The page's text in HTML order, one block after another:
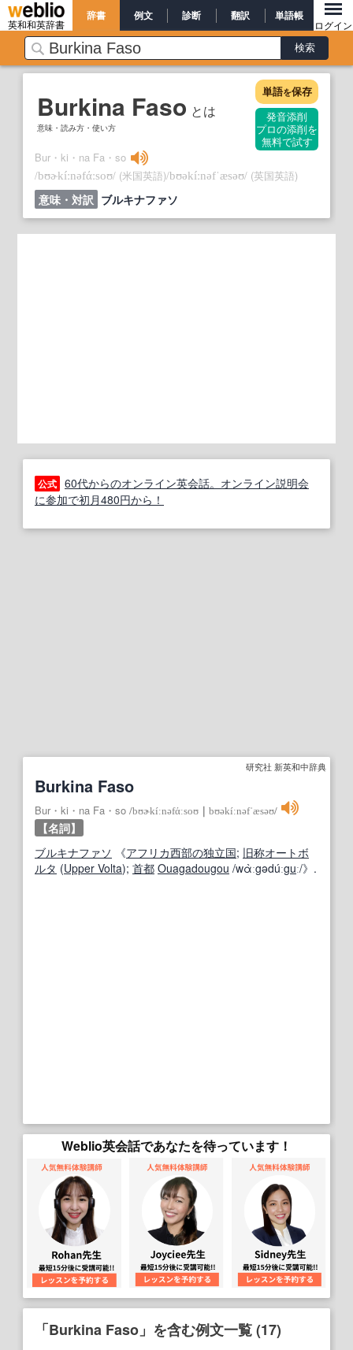
英和和英辞書
辞書 例文 診断 翻訳 単語帳
ログイン
Burkina Faso とは
意味・読み方・使い方
単語を保存
発音添削
プロの添削を
無料で試す
Bur・ki・na Fa・so
/bʊɚkíːnəfάːsoʊ/ (米国英語)/bʊəkíːnəfˈæsəʊ/ (英国英語)
意味・対訳 ブルキナファソ
公式 60代からのオンライン英会話。オンライン説明会
に参加で初月480円から！
研究社 新英和中辞典
Burkina Faso
Bur・ki・na Fa・so /bʊɚkíːnəfάːsoʊ bʊəkíːnəfˈæsəʊ/
【名詞】
ブルキナファソ 《アフリカ西部の独立国; 旧称オートボ
ルタ (Upper Volta); 首都 Ouagadougou /wὰːgədúːguː/》.
Weblio英会話であなたを待っています！
「Burkina Faso」を含む例文一覧 (17)